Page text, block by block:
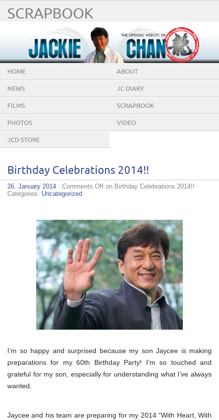
SCRAPBOOK
HOME ABOUT
NEWS JC DIARY
FILMS SCRAPBOOK
PHOTOS VIDEO
JCD STORE
Birthday Celebrations 2014!!
26. January 2014 · Comments Off on Birthday Celebrations 2014!! ·
Categories: Uncategorized
I’m so happy and surprised because my son Jaycee is making
preparations for my 60th Birthday Party! I’m so touched and
grateful for my son, especially for understanding what I’ve always
wanted.
Jaycee and his team are preparing for my 2014 “With Heart, With